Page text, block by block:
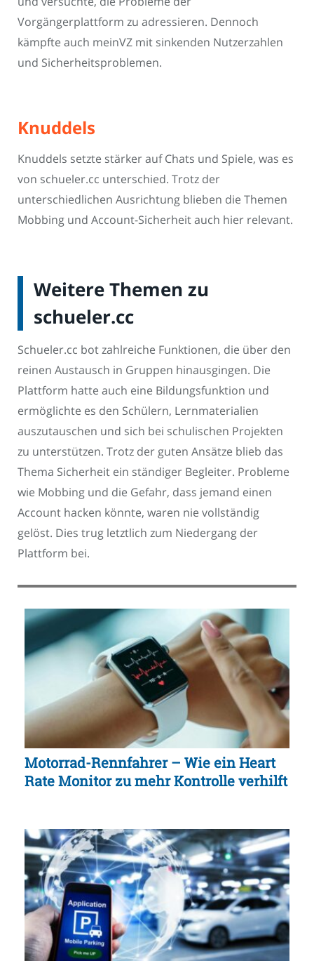
Vorgängerplattform zu adressieren. Dennoch
kämpfte auch meinVZ mit sinkenden Nutzerzahlen
und Sicherheitsproblemen.
Knuddels
Knuddels setzte stärker auf Chats und Spiele, was es
von schueler.cc unterschied. Trotz der
unterschiedlichen Ausrichtung blieben die Themen
Mobbing und Account-Sicherheit auch hier relevant.
Weitere Themen zu
schueler.cc
Schueler.cc bot zahlreiche Funktionen, die über den
reinen Austausch in Gruppen hinausgingen. Die
Plattform hatte auch eine Bildungsfunktion und
ermöglichte es den Schülern, Lernmaterialien
auszutauschen und sich bei schulischen Projekten
zu unterstützen. Trotz der guten Ansätze blieb das
Thema Sicherheit ein ständiger Begleiter. Probleme
wie Mobbing und die Gefahr, dass jemand einen
Account hacken könnte, waren nie vollständig
gelöst. Dies trug letztlich zum Niedergang der
Plattform bei.
Motorrad-Rennfahrer – Wie ein Heart
Rate Monitor zu mehr Kontrolle verhilft